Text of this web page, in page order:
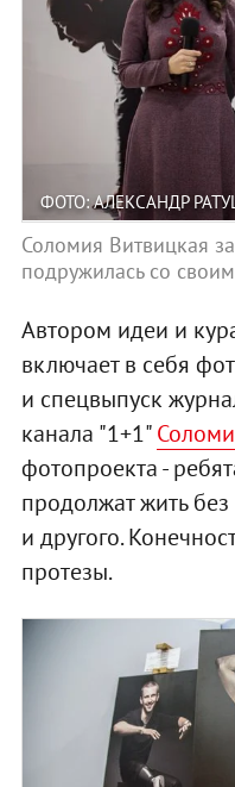
ФОТО: АЛЕКСАНДР
Соломия Витвицкая
подружилась со
Автором идеи и
включает в себя
и спецвыпуск
канала "1+1"
фотопроекта -
продолжат жить
и другого.
протезы.